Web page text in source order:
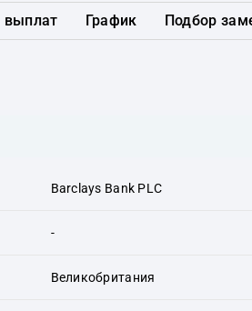
выплат График Подбор
Barclays Bank PLC
-
Великобритания